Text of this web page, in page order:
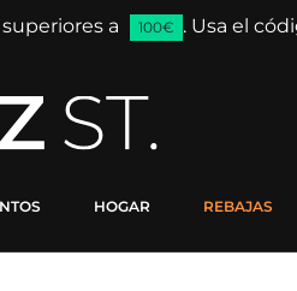
a 100€ . Usa el
HOGAR REBAJAS